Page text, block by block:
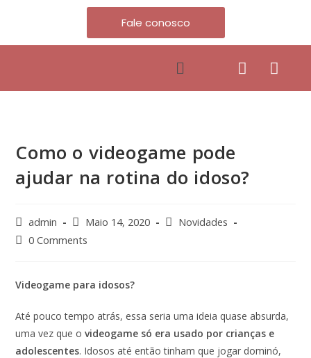
Fale conosco
Como o videogame pode
ajudar na rotina do idoso?
admin Maio 14, 2020
Novidades
0 Comments
Videogame para idosos?
Até pouco tempo atrás, essa seria uma ideia quase absurda,
uma vez que ovideogame só era usado por crianças e
adolescentes. Idosos até então tinham que jogar dominó,